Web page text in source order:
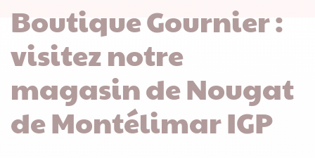
Boutique Gournier :
visitez notre
magasin de Nougat
de Montélimar IGP